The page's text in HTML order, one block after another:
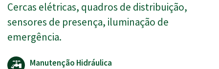
Cercas elétricas, quadros de distribuição,
sensores de presença, iluminação de
emergência.
Manutenção Hidráulica